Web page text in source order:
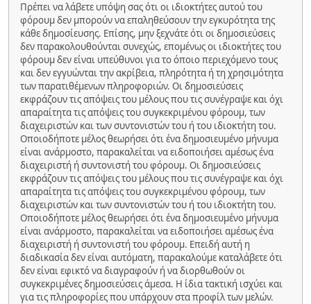
Πρέπει να λάβετε υπόψη σας ότι οι ιδιοκτήτες αυτού του
φόρουμ δεν μπορούν να επαληθεύσουν την εγκυρότητα της
κάθε δημοσίευσης. Επίσης, μην ξεχνάτε ότι οι δημοσιεύσεις
δεν παρακολουθούνται συνεχώς, επομένως οι ιδιοκτήτες του
φόρουμ δεν είναι υπεύθυνοι για το όποιο περιεχόμενο τους
και δεν εγγυώνται την ακρίβεια, πληρότητα ή τη χρησιμότητα
των παρατιθέμενων πληροφοριών. Οι δημοσιεύσεις
εκφράζουν τις απόψεις του μέλους που τις συνέγραψε και όχι
απαραίτητα τις απόψεις του συγκεκριμένου φόρουμ, των
διαχειριστών και των συντονιστών του ή του ιδιοκτήτη του.
Οποιοδήποτε μέλος θεωρήσει ότι ένα δημοσιευμένο μήνυμα
είναι ανάρμοστο, παρακαλείται να ειδοποιήσει αμέσως ένα
διαχειριστή ή συντονιστή του φόρουμ. Οι δημοσιεύσεις
εκφράζουν τις απόψεις του μέλους που τις συνέγραψε και όχι
απαραίτητα τις απόψεις του συγκεκριμένου φόρουμ, των
διαχειριστών και των συντονιστών του ή του ιδιοκτήτη του.
Οποιοδήποτε μέλος θεωρήσει ότι ένα δημοσιευμένο μήνυμα
είναι ανάρμοστο, παρακαλείται να ειδοποιήσει αμέσως ένα
διαχειριστή ή συντονιστή του φόρουμ. Επειδή αυτή η
διαδικασία δεν είναι αυτόματη, παρακαλούμε καταλάβετε ότι
δεν είναι εφικτό να διαγραφούν ή να διορθωθούν οι
συγκεκριμένες δημοσιεύσεις άμεσα. Η ίδια τακτική ισχύει και
για τις πληροφορίες που υπάρχουν στα προφίλ των μελών.